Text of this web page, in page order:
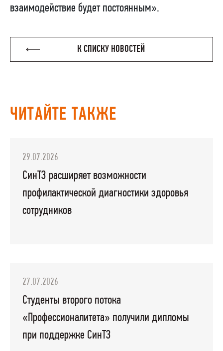
взаимодействие будет постоянным».
К СПИСКУ НОВОСТЕЙ
ЧИТАЙТЕ ТАКЖЕ
29.07.2026
СинТЗ расширяет возможности
профилактической диагностики здоровья
сотрудников
27.07.2026
Студенты второго потока
«Профессионалитета» получили дипломы
при поддержке СинТЗ